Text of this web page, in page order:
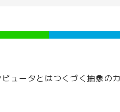
ュータとはつくづく抽象の